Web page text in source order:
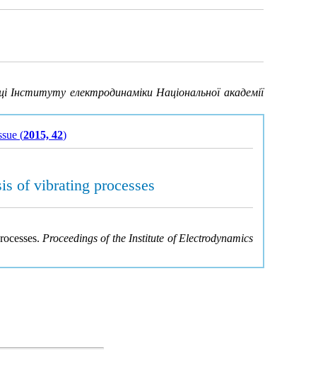
Інституту електродинаміки Національної академії
(2015, 42)
of vibrating processes
Proceedings of the Institute of Electrodynamics